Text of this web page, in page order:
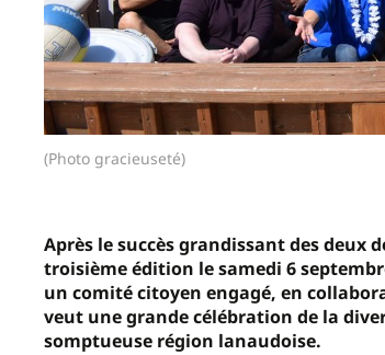
(Photo gracieuseté)
Après le succès grandissant des deux
troisième édition le samedi 6
un comité citoyen engagé, en
veut une grande célébration de la
somptueuse région lanaudoise.